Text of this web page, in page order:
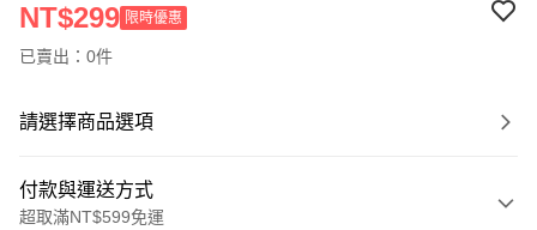
NT$299 限時優惠
已賣出：0件
請選擇商品選項
付款與運送方式
超取滿NT$599免運